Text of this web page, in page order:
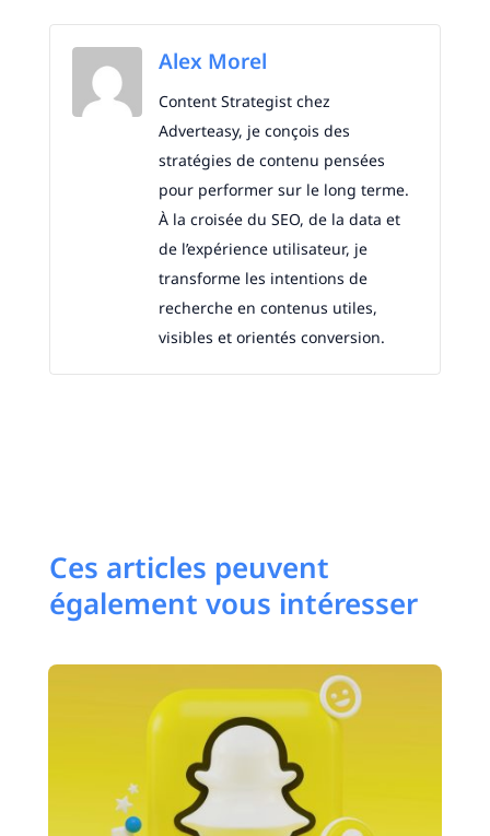
Alex Morel
Content Strategist chez
Adverteasy, je conçois des
stratégies de contenu pensées
pour performer sur le long terme.
À la croisée du SEO, de la data et
de l’expérience utilisateur, je
transforme les intentions de
recherche en contenus utiles,
visibles et orientés conversion.
Ces articles peuvent
également vous intéresser